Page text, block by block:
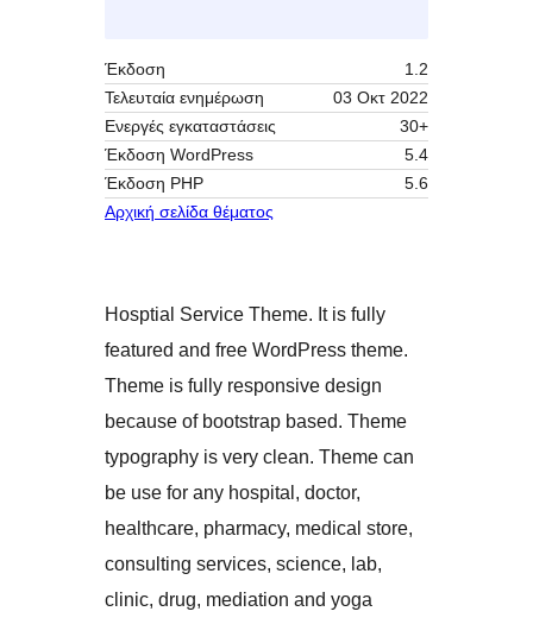
Έκδοση
1.2
Τελευταία ενημέρωση
03 Οκτ 2022
Ενεργές εγκαταστάσεις
30+
Έκδοση WordPress
5.4
Έκδοση ΡΗΡ
5.6
Αρχική σελίδα θέματος
Hosptial Service Theme. It is fully
featured and free WordPress theme.
Theme is fully responsive design
because of bootstrap based. Theme
typography is very clean. Theme can
be use for any hospital, doctor,
healthcare, pharmacy, medical store,
consulting services, science, lab,
clinic, drug, mediation and yoga